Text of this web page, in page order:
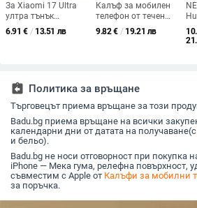
За Xiaomi 17 Ultra
ултра тънък
прозрачен PP калъф,
не пожълтява,
6.91 € / 13.51 лв
Калъф за мобилен
телефон от течен
силикон за Xiaomi
17Pro/17Promax,
9.82€ / 19.21 лв
assignment_return Политика за връщане
Търговецът приема връщане за този
Badu.bg приема връщане на всички
календарни дни от датата на
и бельо).
Badu.bg не носи отговорност при покупка
iPhone — Мека гума, релефна повърхност,
съвместим с Apple от Калъфи за мобилни
за поръчка.